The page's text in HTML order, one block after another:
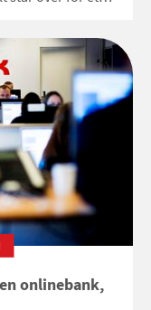
onlinebank,